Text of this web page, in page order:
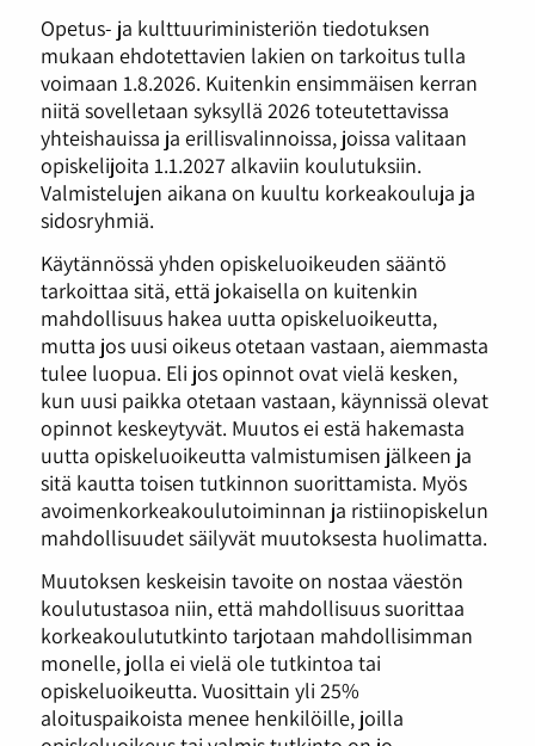
Opetus- ja kulttuuriministeriön tiedotuksen
mukaan ehdotettavien lakien on tarkoitus tulla
voimaan 1.8.2026. Kuitenkin ensimmäisen kerran
niitä sovelletaan syksyllä 2026 toteutettavissa
yhteishauissa ja erillisvalinnoissa, joissa valitaan
opiskelijoita 1.1.2027 alkaviin koulutuksiin.
Valmistelujen aikana on kuultu korkeakouluja ja
sidosryhmiä.
Käytännössä yhden opiskeluoikeuden sääntö
tarkoittaa sitä, että jokaisella on kuitenkin
mahdollisuus hakea uutta opiskeluoikeutta,
mutta jos uusi oikeus otetaan vastaan, aiemmasta
tulee luopua. Eli jos opinnot ovat vielä kesken,
kun uusi paikka otetaan vastaan, käynnissä olevat
opinnot keskeytyvät. Muutos ei estä hakemasta
uutta opiskeluoikeutta valmistumisen jälkeen ja
sitä kautta toisen tutkinnon suorittamista. Myös
avoimenkorkeakoulutoiminnan ja ristiinopiskelun
mahdollisuudet säilyvät muutoksesta huolimatta.
Muutoksen keskeisin tavoite on nostaa väestön
koulutustasoa niin, että mahdollisuus suorittaa
korkeakoulututkinto tarjotaan mahdollisimman
monelle, jolla ei vielä ole tutkintoa tai
opiskeluoikeutta. Vuosittain yli 25%
aloituspaikoista menee henkilöille, joilla